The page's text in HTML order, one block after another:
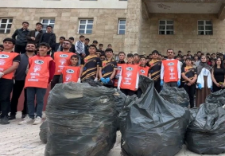
Politika
Resmi İlanlar
Sağlık
Siyaset